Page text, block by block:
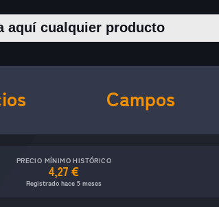
Buscar productos
Campos
PRECIO MÍNIMO HISTÓRICO
4,27 €
Registrado hace 5 meses